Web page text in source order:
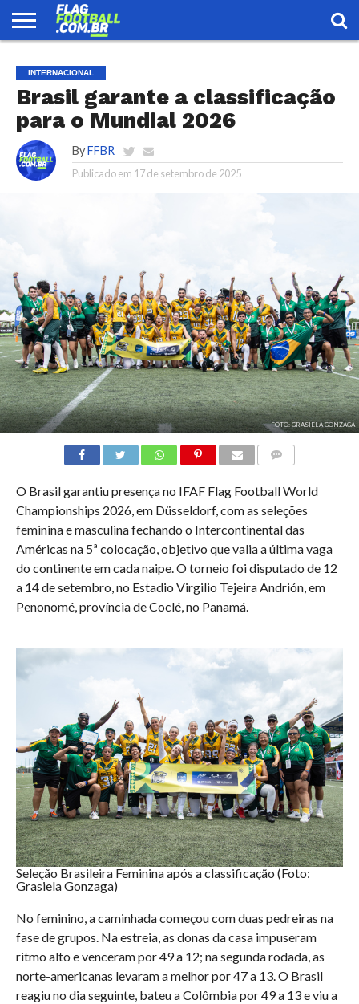
FOOTBALL
ENCONTRE
UMA
EQUIPE
SELEÇÃO
BRASILEIRA
LOJA
INTERNACIONAL
Brasil garante a classificação
para o Mundial 2026
By FFBR
Publicado em 17 de setembro de 2025
FOTO: GRASIELA GONZAGA
O Brasil garantiu presença no IFAF Flag Football World
Championships 2026, em Düsseldorf, com as seleções
feminina e masculina fechando o Intercontinental das
Américas na 5ª colocação, objetivo que valia a última vaga
do continente em cada naipe. O torneio foi disputado de 12
a 14 de setembro, no Estadio Virgilio Tejeira Andrión, em
Penonomé, província de Coclé, no Panamá.
Seleção Brasileira Feminina após a classificação (Foto:
Grasiela Gonzaga)
No feminino, a caminhada começou com duas pedreiras na
fase de grupos. Na estreia, as donas da casa impuseram
ritmo alto e venceram por 49 a 12; na segunda rodada, as
norte-americanas levaram a melhor por 47 a 13. O Brasil
reagiu no dia seguinte, bateu a Colômbia por 49 a 13 e viu a